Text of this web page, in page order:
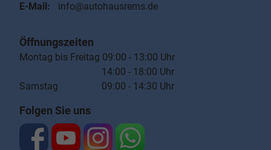
E-Mail:
info@autohausrems.de
Öffnungszeiten
Montag bis Freitag 09:00 - 13:00 Uhr
14:00 - 18:00 Uhr
Samstag 09:00 - 14:30 Uhr
Folgen Sie uns